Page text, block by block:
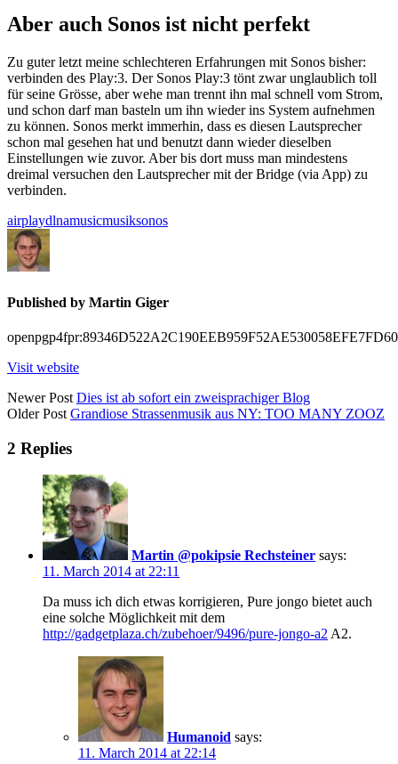
Aber auch Sonos ist nicht perfekt
Zu guter letzt meine schlechteren Erfahrungen mit Sonos bisher:
verbinden des Play:3. Der Sonos Play:3 tönt zwar unglaublich toll
für seine Grösse, aber wehe man trennt ihn mal schnell vom Strom,
und schon darf man basteln um ihn wieder ins System aufnehmen
zu können. Sonos merkt immerhin, dass es diesen Lautsprecher
schon mal gesehen hat und benutzt dann wieder dieselben
Einstellungen wie zuvor. Aber bis dort muss man mindestens
dreimal versuchen den Lautsprecher mit der Bridge (via App) zu
verbinden.
airplaydlnamusicmusiksonos
Published by Martin Giger
openpgp4fpr:89346D522A2C190EEB959F52AE530058EFE7FD60
Visit website
Posts
navigation
Newer Post Dies ist ab sofort ein zweisprachiger Blog
Older Post Grandiose Strassenmusik aus NY: TOO MANY ZOOZ
2 Replies
Martin @pokipsie Rechsteiner says:
11. March 2014 at 22:11
Da muss ich dich etwas korrigieren, Pure jongo bietet auch
eine solche Möglichkeit mit dem
http://gadgetplaza.ch/zubehoer/9496/pure-jongo-a2 A2.
Humanoid says:
11. March 2014 at 22:14